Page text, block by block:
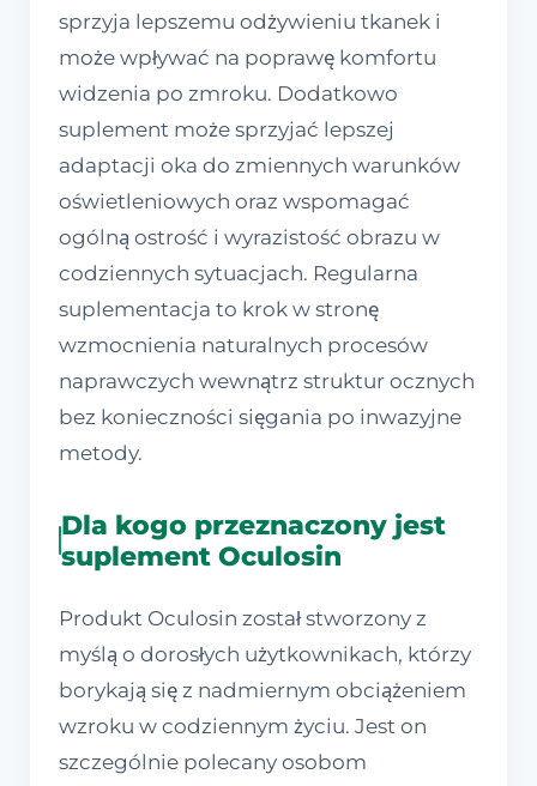
sprzyja lepszemu odżywieniu tkanek i
może wpływać na poprawę komfortu
widzenia po zmroku. Dodatkowo
suplement może sprzyjać lepszej
adaptacji oka do zmiennych warunków
oświetleniowych oraz wspomagać
ogólną ostrość i wyrazistość obrazu w
codziennych sytuacjach. Regularna
suplementacja to krok w stronę
wzmocnienia naturalnych procesów
naprawczych wewnątrz struktur ocznych
bez konieczności sięgania po inwazyjne
metody.
Dla kogo przeznaczony jest
suplement Oculosin
Produkt Oculosin został stworzony z
myślą o dorosłych użytkownikach, którzy
borykają się z nadmiernym obciążeniem
wzroku w codziennym życiu. Jest on
szczególnie polecany osobom